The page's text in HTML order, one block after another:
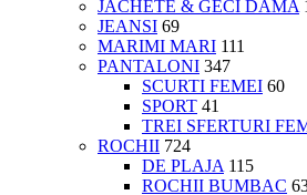
JACHETE & GECI DAMA
JEANSI 69
MARIMI MARI 111
PANTALONI 347
SCURTI FEMEI 60
SPORT 41
TREI SFERTURI
ROCHII 724
DE PLAJA 115
ROCHII BUMBAC